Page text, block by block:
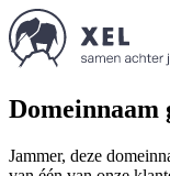
Domeinnaam
Jammer, deze